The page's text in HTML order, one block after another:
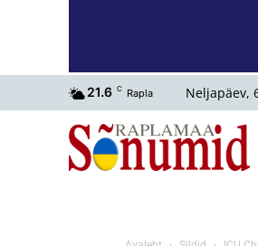
21.6 C Rapla Neljapäev,